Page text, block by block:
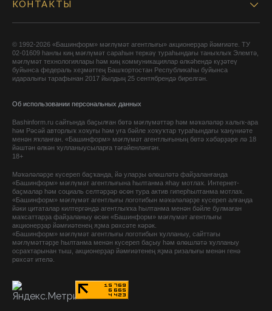
КОНТАКТЫ
© 1992-2026 «Башинформ» мәғлүмәт агентлығы» акционерҙар йәмғиәте. ТУ
02-01609 һанлы киң мәғлүмәт сараһын теркәү тураһындағы таныҡлыҡ Элемтә,
мәғлүмәт технологиялары һәм киң коммуникациялар өлкәһендә күҙәтеү
буйынса федераль хеҙмәттең Башҡортостан Республикаһы буйынса
идаралығы тарафынан 2017 йылдың 25 сентябрендә бирелгән.
Об использовании персональных данных
Bashinform.ru сайтында баҫылған бөтә мәғлүмәттәр һәм мәҡәләләр халыҡ-ара
һәм Рәсәй авторлыҡ хоҡуғы һәм уға бәйле хоҡуҡтар тураһындағы ҡануниәте
менән яҡланған. «Башинформ» мәғлүмәт агентлығының бөтә хәбәрҙәре лә 18
йәштән өлкән ҡулланыусыларға тәғәйенләнгән.
18+
Мәҡәләләрҙе күсереп баҫҡанда, йә уларҙы өлөшләтә файҙаланғанда
«Башинформ» мәғлүмәт агентлығына һылтанма яһау мотлаҡ. Интернет-
баҫмалар һәм социаль селтәрҙәр өсөн тура актив гиперһылтанма мотлаҡ.
«Башинформ» мәғлүмәт агентлығы логотибын мәҡәләләрҙе күсереп алғанда
йәки цитаталар килтергәндә агентлыҡҡа һылтанма менән бәйле булмаған
маҡсаттарҙа файҙаланыу өсөн «Башинформ» мәғлүмәт агентлығы
акционерҙар йәмғиәтенең яҙма рөхсәте кәрәк.
«Башинформ» мәғлүмәт агентлығы логотибын ҡулланыу, сайттағы
мәғлүмәттәрҙе һылтанма менән күсереп баҫыу һәм өлөшләтә ҡулланыу
осраҡтарынан тыш, акционерҙар йәмғиәтенең яҙма ризалығы менән генә
рөхсәт ителә.